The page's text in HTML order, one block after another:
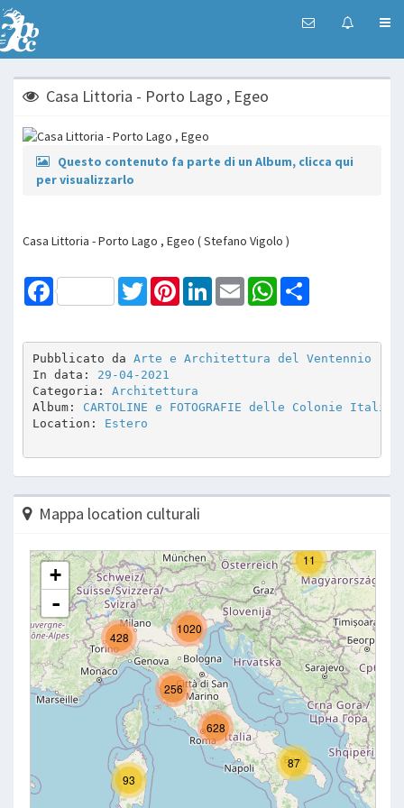
Casa Littoria - Porto Lago , Egeo
Questo contenuto fa parte di un Album, clicca qui
per visualizzarlo
Casa Littoria - Porto Lago , Egeo ( Stefano Vigolo )
Facebook TwitterPinterestLinkedInEmail WhatsApp
Pubblicato da Arte e Architettura del Ventennio
In data: 29-04-2021
Categoria: Architettura
Album: CARTOLINE e FOTOGRAFIE delle Colonie
Location: Estero
Mappa location culturali